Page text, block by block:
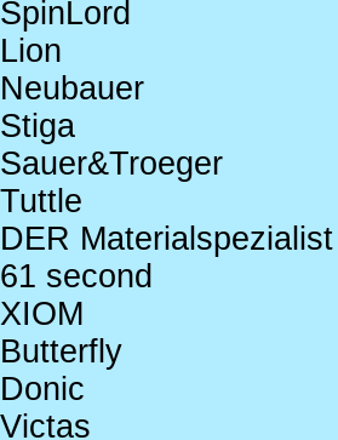
SpinLord
Lion
Neubauer
Stiga
Sauer&Troeger
Tuttle
DER Materialspezialist
61 second
XIOM
Butterfly
Donic
Victas